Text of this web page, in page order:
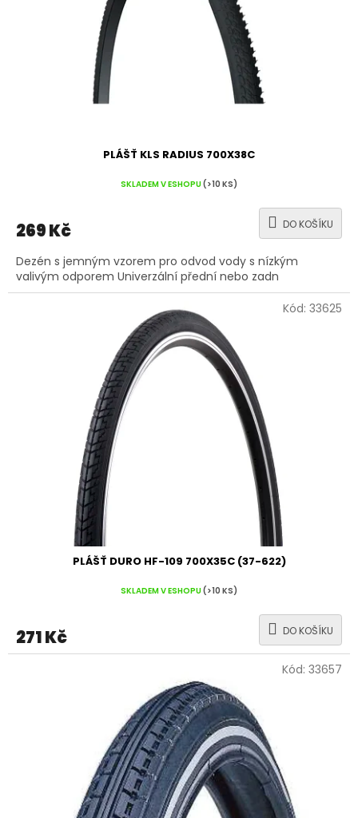
PLÁŠŤ KLS RADIUS 700X38C
SKLADEM V ESHOPU(>10 KS)
269 Kč DO KOŠÍKU
Dezén s jemným vzorem pro odvod vody s nízkým
valivým odporem Univerzální přední nebo zadn
PLÁŠŤ DURO HF-109 700X35C (37-622)
SKLADEM V ESHOPU(>10 KS)
271 Kč DO KOŠÍKU
Kód: 33625
Kód: 33657